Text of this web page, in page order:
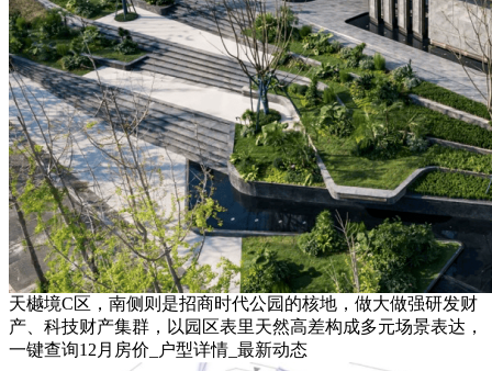
天樾境C区，南侧则是招商时代公园的核地，做大做强研发财
产、科技财产集群，以园区表里天然高差构成多元场景表达，
一键查询12月房价_户型详情_最新动态